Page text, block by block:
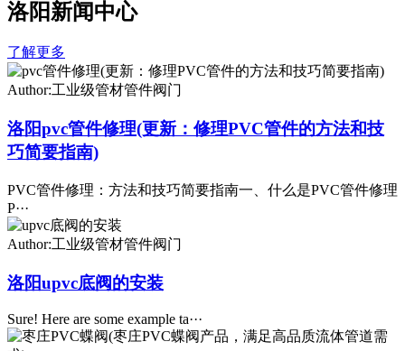
洛阳新闻中心
了解更多
Author:工业级管材管件阀门
洛阳pvc管件修理(更新：修理PVC管件的方法和技
巧简要指南)
PVC管件修理：方法和技巧简要指南一、什么是PVC管件修理
P···
Author:工业级管材管件阀门
洛阳upvc底阀的安装
Sure! Here are some example ta···